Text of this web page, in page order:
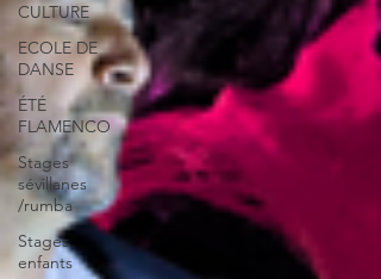
CULTURE
ECOLE DE
DANSE
ÉTÉ
FLAMENCO
Stages
sévillanes
/rumba
Stages
enfants